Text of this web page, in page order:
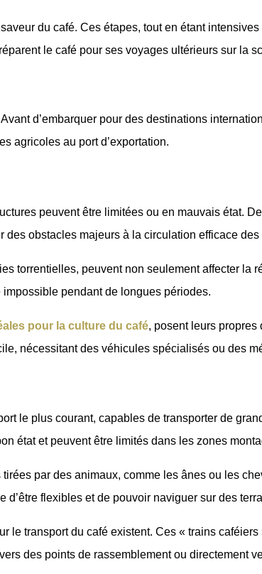
du café. Ces étapes, tout en étant
le café pour ses voyages ultérieurs sur la
d’embarquer pour des destinations
agricoles au port d’exportation.
peuvent être limitées ou en mauvais état.
obstacles majeurs à la circulation efficace
torrentielles, peuvent non seulement affecter la
pendant de longues périodes.
pour la culture du café, posent leurs propres
nécessitant des véhicules spécialisés ou des
le plus courant, capables de transporter de
état et peuvent être limités dans les zones
par des animaux, comme les ânes ou les
flexibles et de pouvoir naviguer sur des
le transport du café existent. Ces « trains
des points de rassemblement ou directement